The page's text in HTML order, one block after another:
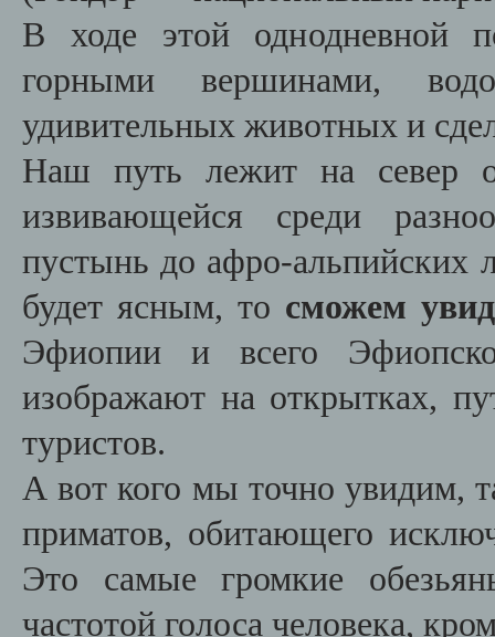
В ходе этой однодневной
горными вершинами,
удивительных животных и
Наш путь лежит на север
извивающейся среди
пустынь до афро-альпийских
будет ясным, то сможем
Эфиопии и всего
изображают на открытках,
туристов.
А вот кого мы точно увидим,
приматов, обитающего
Это самые громкие
частотой голоса человека,